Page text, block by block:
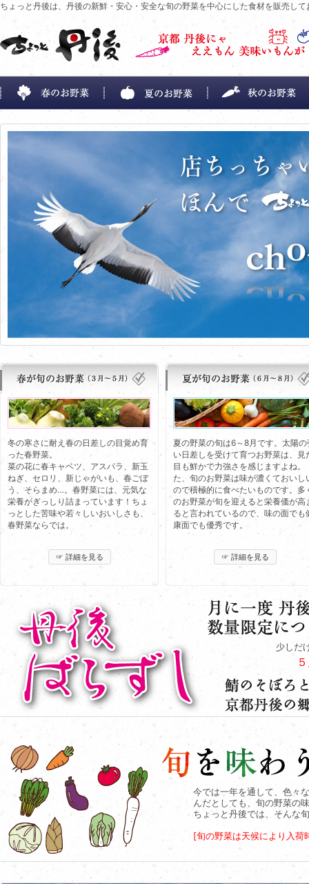
ちょっと丹後は、丹後の新鮮・安心・安全な旬の野菜を中心にした食材を販売して
冬の寒さに耐え春の日差しの目覚め育
った春野菜。
菜の花に春キャベツ、アスパラ、新玉
ねぎ、セロリ、新じゃがいも、春ごぼ
う、そらまめ…。春野菜には、元気な
栄養がぎっしり詰まっています！ちょ
っとした苦味や若々しいおいしさも、
春野菜ならでは。
☞ 詳細を見る
夏の野菜の旬は6～8月です。太陽の
い日差しを受けて育つお野菜は、見
目も鮮かで力強さを感じますよね。
た、旬のお野菜は味が濃くておいし
ので積極的に食べたいものです。多
のお野菜が旬を迎えると栄養価が高
ると言われているので、味の面でも
康面でも優秀です。
☞ 詳細を見る
少しだ
今では一年を通して、色々
んだとしても、旬の野菜の
ちょっと丹後では、そんな
[旬の野菜は天候により入荷